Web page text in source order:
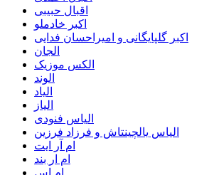
اقبال حبیبی
اکبر خادملو
اکبر گلپایگانی و امیراحسان فدایی
الجان
الکس موزیک
الوند
الیاد
الیاز
الیاس فنودی
الیاس یالچینتاش و فرزاد فرزین
ام آر ایت
ام‌ ار بند
ام اس